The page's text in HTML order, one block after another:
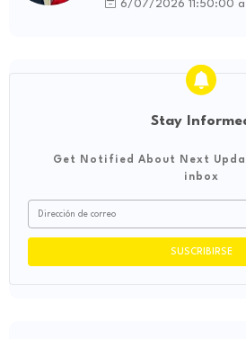
6/07/2026 11:50:00
Stay
Get Notified About Next
inbox